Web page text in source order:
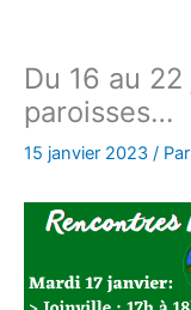
Du 16 au
paroisses…
15 janvier 2023 / Par
a
r
c
é